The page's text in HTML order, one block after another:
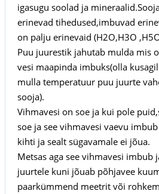
igasugu soolad ja mineraalid.
erinevad tihedused,imbuvad
on palju erinevaid (H2O,H3O
Puu juurestik jahutab mulda mis
vesi maapinda imbuks(olla
mulla temperatuur puu juurte
sooja).
Vihmavesi on soe ja kui pole
soe ja see vihmavesi vaevu
kihti ja sealt sügavamale ei jõua.
Metsas aga see vihmavesi imbub
juurtele kuni jõuab põhjavee
paarkümmend meetrit või rohkem